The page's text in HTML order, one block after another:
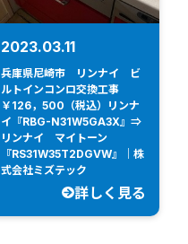
2023.03.11
兵庫県尼崎市 リンナイ ビ
ルトインコンロ交換工事
￥126，500（税込）リンナ
イ『RBG-N31W5GA3X』⇒
リンナイ マイトーン
『RS31W35T2DGVW』｜株
式会社ミズテック
詳しく見る